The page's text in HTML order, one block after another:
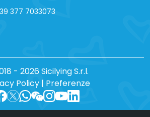
377 7033073
- 2026 Sicilying S.r.l.
Policy| Preferenze